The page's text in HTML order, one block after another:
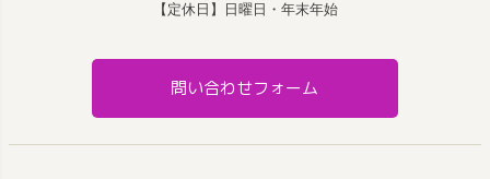
【定休日】日曜日・年末年始
問い合わせフォーム